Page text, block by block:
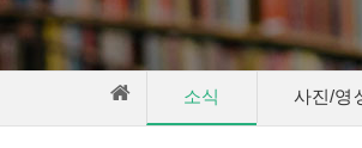
소식 사진/영